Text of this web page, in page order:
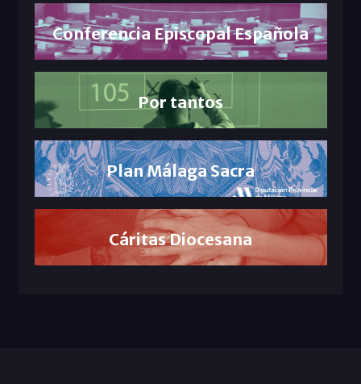
Conferencia Episcopal Española
Por tantos
Plan Málaga Sacra
Cáritas Diocesana